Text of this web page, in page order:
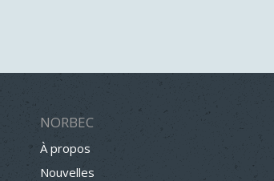
NORBEC
À propos
Nouvelles